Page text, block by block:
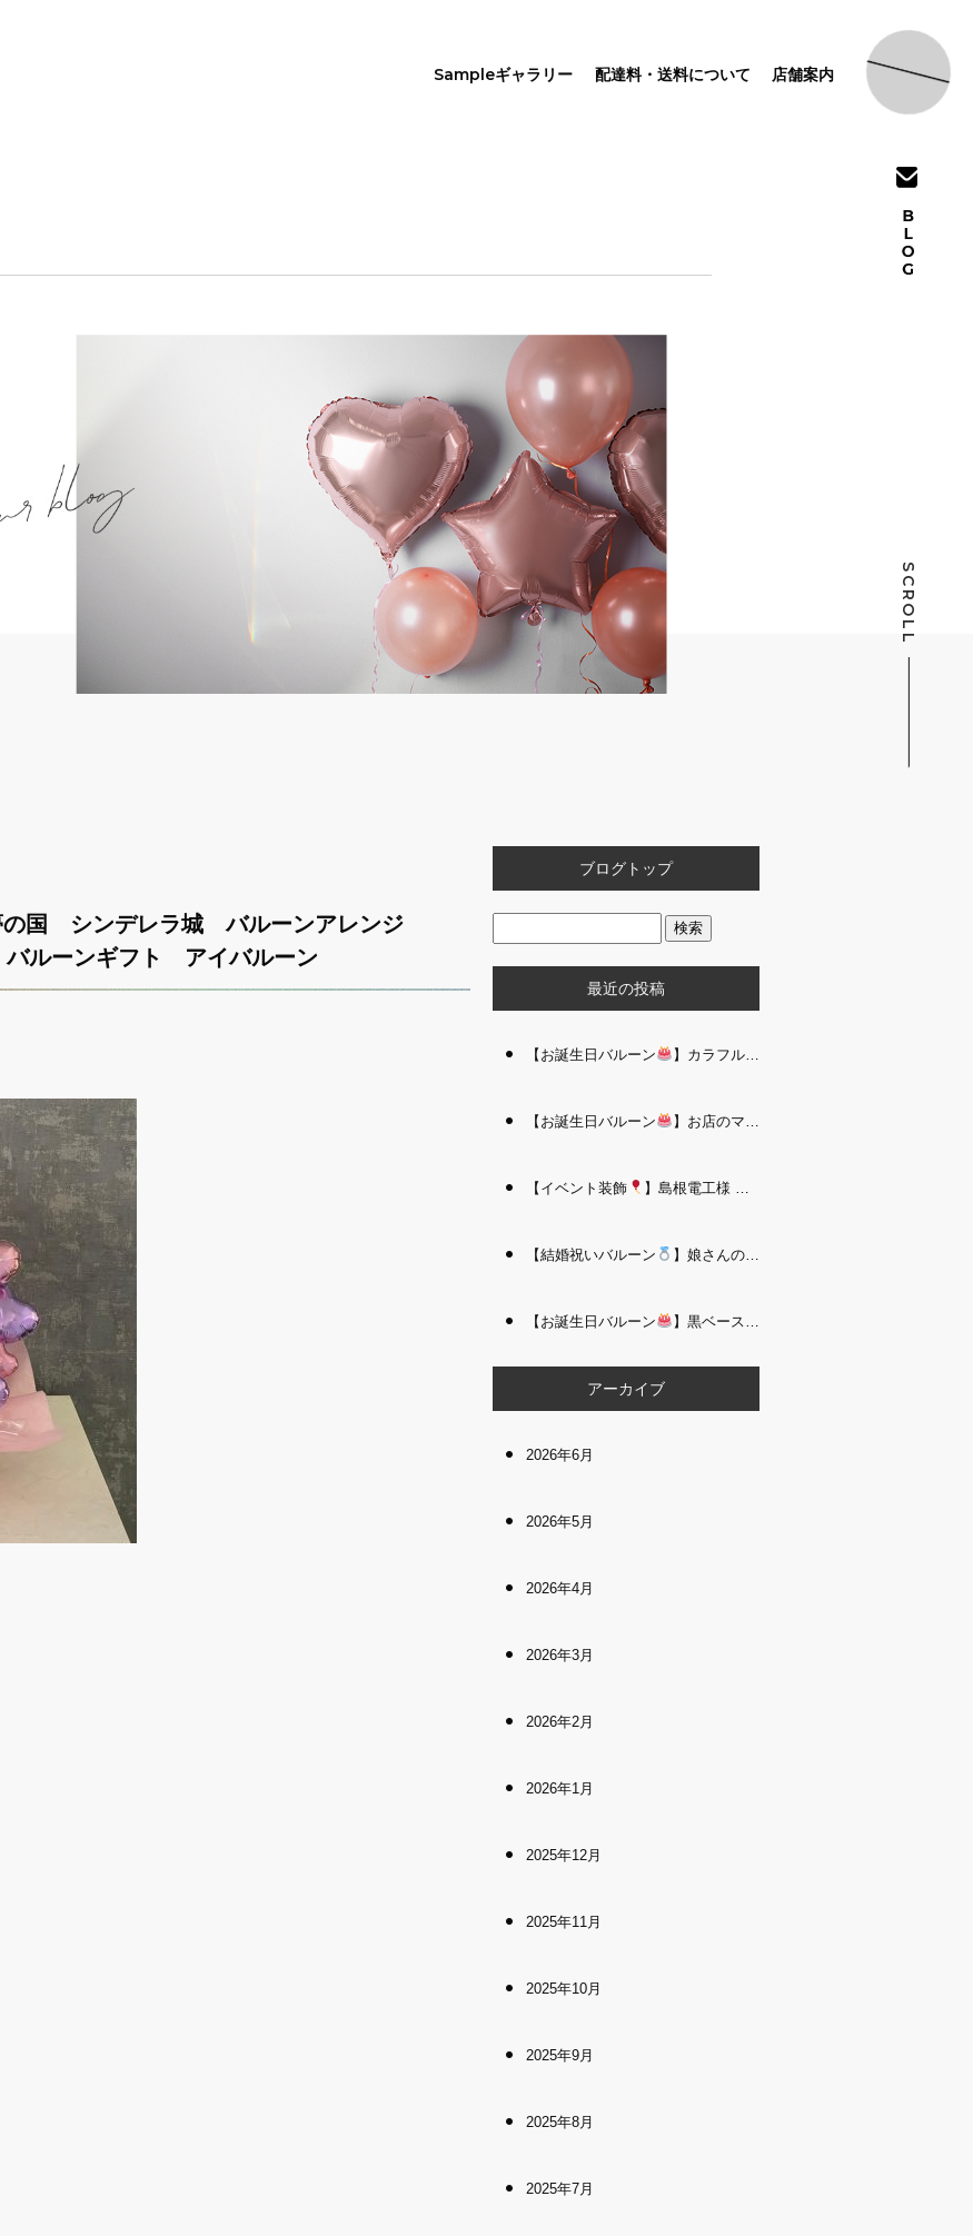
Sampleギャラリー 配達料・送料について 店舗案内
SCROLL
の国 シンデレラ城 バルーンアレンジ
ルーンギフト アイバルーン
ブログトップ
最近の投稿
【お誕生日バルーン 】カラフルで存在感たっぷりのバルーンタワー｜松江 i Balloo n
【お誕生日バルーン 】お店のママさんへの華やかなお祝いに｜シャンパン付き豪 華バルーンアレンジメント｜松江 i Balloon
【イベント装飾 】島根電工様 お客様感謝祭｜入口アーチ＆キッズコーナー装飾 を担当しました｜松江 i Balloon
【結婚祝いバルーン 】娘さんのご結婚祝いに｜ウェディングベアとフラワーイン バルーンが華やかなバルーンアレンジメント｜松江 i Balloon
【お誕生日バルーン 】黒ベース×ヒョウ柄がおしゃれ
アーカイブ
2026年6月
2026年5月
2026年4月
2026年3月
2026年2月
2026年1月
2025年12月
2025年11月
2025年10月
2025年9月
2025年8月
2025年7月